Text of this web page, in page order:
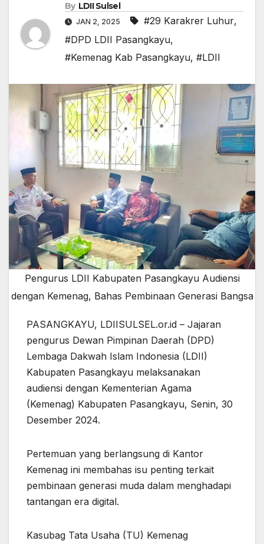
By LDII Sulsel
JAN 2, 2025 #29 Karakrer Luhur,
#DPD LDII Pasangkayu,
#Kemenag Kab Pasangkayu, #LDII
Pengurus LDII Kabupaten Pasangkayu Audiensi
dengan Kemenag, Bahas Pembinaan Generasi Bangsa
PASANGKAYU, LDIISULSEL.or.id – Jajaran
pengurus Dewan Pimpinan Daerah (DPD)
Lembaga Dakwah Islam Indonesia (LDII)
Kabupaten Pasangkayu melaksanakan
audiensi dengan Kementerian Agama
(Kemenag) Kabupaten Pasangkayu, Senin, 30
Desember 2024.
Pertemuan yang berlangsung di Kantor
Kemenag ini membahas isu penting terkait
pembinaan generasi muda dalam menghadapi
tantangan era digital.
Kasubag Tata Usaha (TU) Kemenag